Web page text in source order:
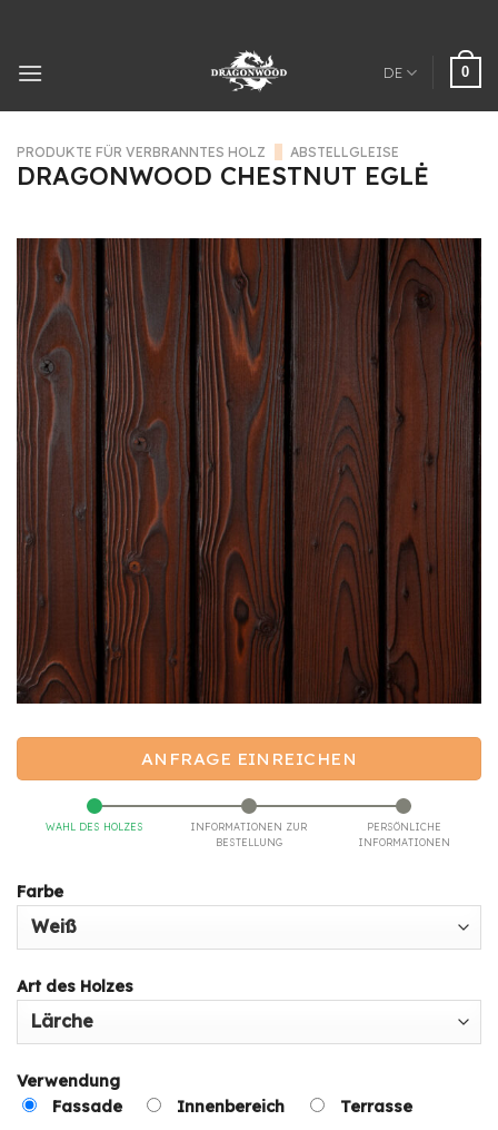
springen
DE 0
PRODUKTE FÜR VERBRANNTES HOLZ ABSTELLGLEISE
DRAGONWOOD CHESTNUT EGLĖ
ANFRAGE EINREICHEN
WAHL DES HOLZES
INFORMATIONEN ZUR
BESTELLUNG
PERSÖNLICHE
INFORMATIONEN
Farbe
Art des Holzes
Verwendung
Fassade
Innenbereich
Terrasse